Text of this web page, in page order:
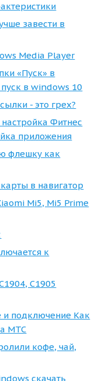
завести в
Media Player
«Пуск» в
в windows 10
- это грех?
Фитнес
приложения
флешку как
в навигатор
Mi5, Mi5 Prime
к
C1905
и подключение Как
МТС
кофе, чай,
скачать